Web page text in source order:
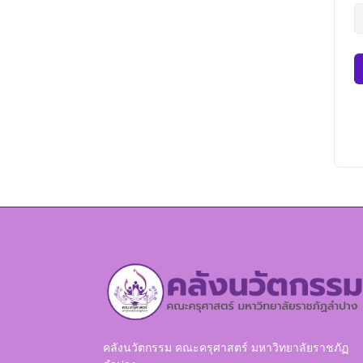
คลังนวัตกรรม คณะครุศาสตร์ มหาวิทยาลัยราชภัฏ